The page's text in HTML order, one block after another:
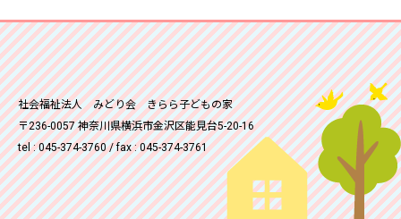
社会福祉法人 みどり会 きらら子どもの家
〒236-0057 神奈川県横浜市金沢区能見台5-20-16
tel : 045-374-3760 / fax : 045-374-3761